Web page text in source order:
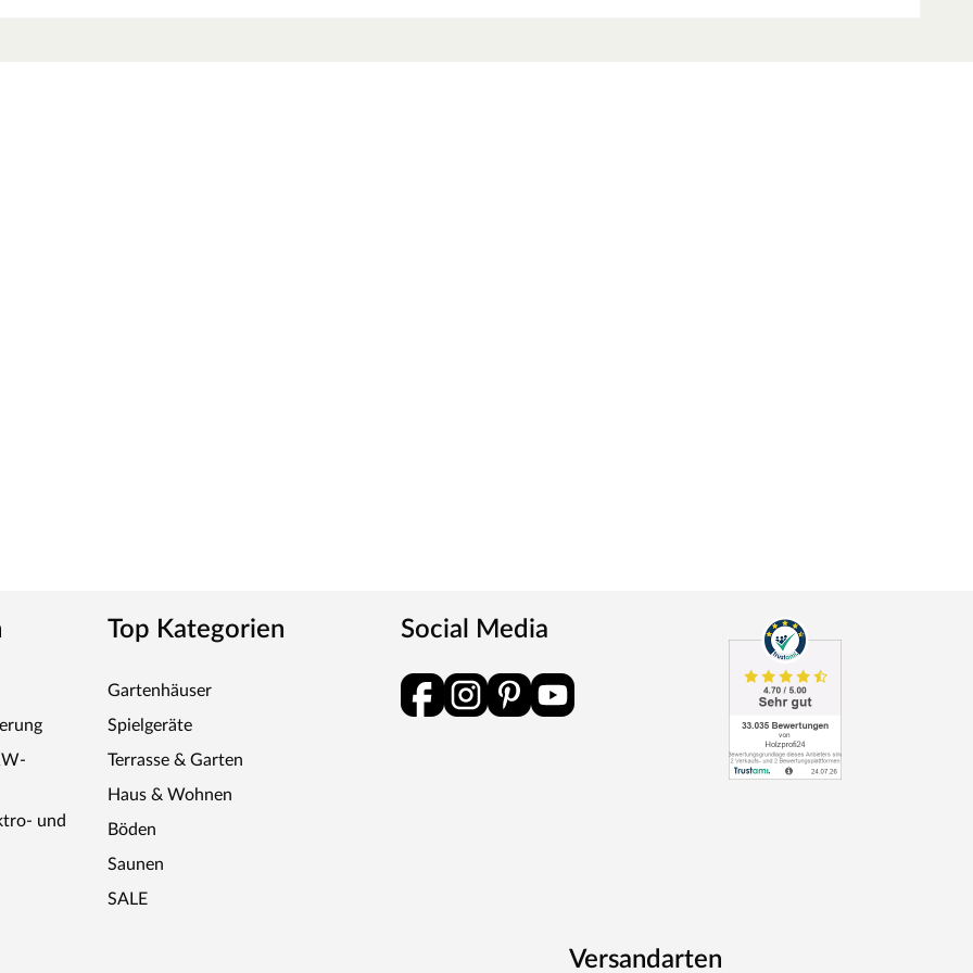
kann somit die Saunasteuerung von
Zusätzlich verfügt das Steuergerät über eine
und
Top Kategorien
Gartenhäuser
Spielgeräte
Terrasse & Garten
Haus & Wohnen
Böden
Saunen
SALE
Social Media
Versandarten